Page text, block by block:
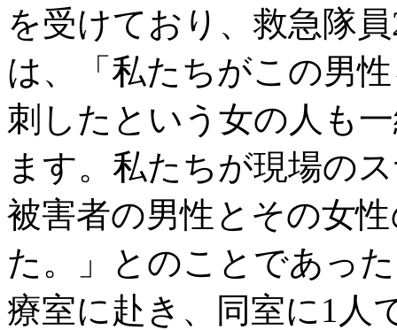
を受けており、救急隊
は、「私たちがこの男
刺したという女の人も
ます。私たちが現場の
被害者の男性とその女
た。」とのことであっ
療室に赴き、同室に1人